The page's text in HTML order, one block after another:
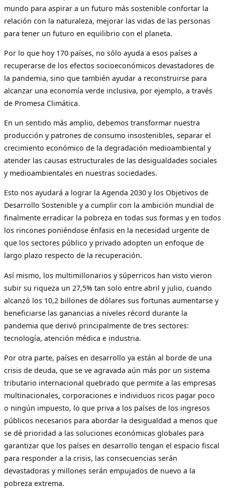
mundo para aspirar a un futuro más sostenible confortar la
relación con la naturaleza, mejorar las vidas de las personas
para tener un futuro en equilibrio con el planeta.
Por lo que hoy 170 países, no sólo ayuda a esos países a
recuperarse de los efectos socioeconómicos devastadores de
la pandemia, sino que también ayudar a reconstruirse para
alcanzar una economía verde inclusiva, por ejemplo, a través
de Promesa Climática.
En un sentido más amplio, debemos transformar nuestra
producción y patrones de consumo insostenibles, separar el
crecimiento económico de la degradación medioambiental y
atender las causas estructurales de las desigualdades sociales
y medioambientales en nuestras sociedades.
Esto nos ayudará a lograr la Agenda 2030 y los Objetivos de
Desarrollo Sostenible y a cumplir con la ambición mundial de
finalmente erradicar la pobreza en todas sus formas y en todos
los rincones poniéndose énfasis en la necesidad urgente de
que los sectores público y privado adopten un enfoque de
largo plazo respecto de la recuperación.
Así mismo, los multimillonarios y súperricos han visto vieron
subir su riqueza un 27,5% tan solo entre abril y julio, cuando
alcanzó los 10,2 billones de dólares sus fortunas aumentarse y
beneficiarse las ganancias a niveles récord durante la
pandemia que derivó principalmente de tres sectores:
tecnología, atención médica e industria.
Por otra parte, países en desarrollo ya están al borde de una
crisis de deuda, que se ve agravada aún más por un sistema
tributario internacional quebrado que permite a las empresas
multinacionales, corporaciones e individuos ricos pagar poco
o ningún impuesto, lo que priva a los países de los ingresos
públicos necesarios para abordar la desigualdad a menos que
se dé prioridad a las soluciones económicas globales para
garantizar que los países en desarrollo tengan el espacio fiscal
para responder a la crisis, las consecuencias serán
devastadoras y millones serán empujados de nuevo a la
pobreza extrema.